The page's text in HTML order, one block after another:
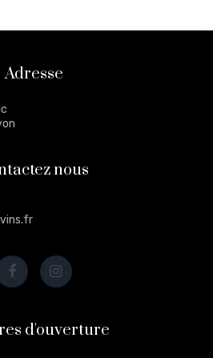
Adresse
nous
d'ouverture